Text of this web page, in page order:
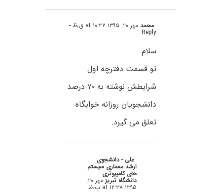
محمدمهر ۲۰, ۱۳۹۵ at ۱۰:۳۷ ق٫ظ -
Reply
سلام
تو قسمت دفترچه اول
شرایطش نوشته به ۷۰ درصد
دانشجویان روزانه خوابگاه
تعلق می گیرد.
علی - دانشجوی
ارشد معماری سیستم
های کامپیوتری
دانشگاه تبریز مهر ۲۰,
۱۳۹۵ at ۱۲:۳۸ ب٫ظ